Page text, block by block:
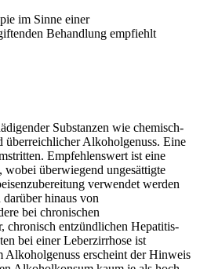
im Sinne einer
Behandlung empfiehlt
Substanzen wie chemisch-
überreichlicher Alkoholgenuss. Eine
Empfehlenswert ist eine
überwiegend ungesättigte
verwendet werden
hinaus von
bei chronischen
chronisch entzündlichen Hepatitis-
bei einer Leberzirrhose ist
Alkoholgenuss erscheint der Hinweis